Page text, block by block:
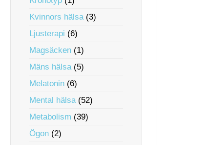
Kvinnors hälsa(3)
Ljusterapi (6)
Magsäcken (1)
Mäns hälsa(5)
Melatonin (6)
Mental hälsa(52)
Metabolism (39)
Ögon (2)